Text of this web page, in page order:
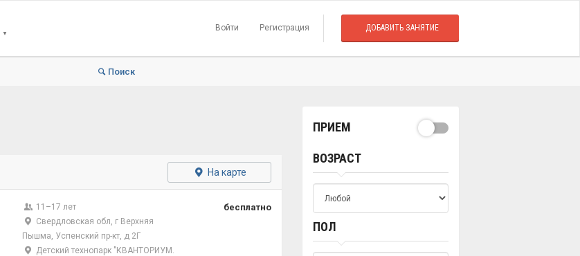
▼
Войти Регистрация ДОБАВИТЬ ЗАНЯТИЕ
Поиск
На карте
11–17 лет
Свердловская обл, г Верхняя
Пышма, Успенский пр-кт, д 2Г
Детский технопарк "КВАНТОРИУМ.
бесплатно
ПРИЕМ
ВОЗРАСТ
ПОЛ